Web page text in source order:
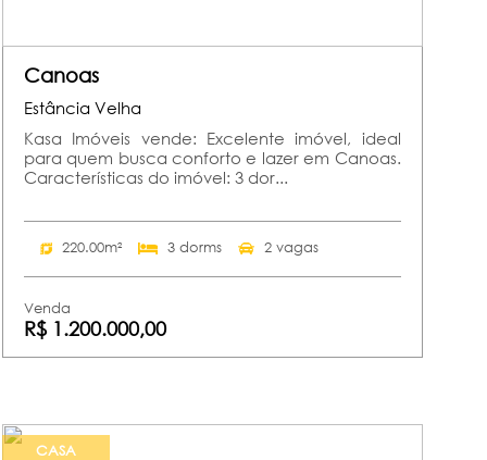
Canoas
Estância Velha
Kasa Imóveis vende: Excelente imóvel, ideal
para quem busca conforto e lazer em Canoas.
Características do imóvel: 3 dor...
220.00m² 3 dorms 2 vagas
Venda
R$ 1.200.000,00
CASA